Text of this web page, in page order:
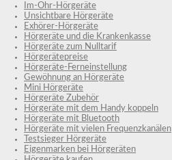
Im-Ohr-Hörgeräte
Unsichtbare Hörgeräte
Exhörer-Hörgeräte
Hörgeräte und die Krankenkasse
Hörgeräte zum Nulltarif
Hörgerätepreise
Hörgeräte-Ferneinstellung
Gewöhnung an Hörgeräte
Mini Hörgeräte
Hörgeräte Zubehör
Hörgeräte mit dem Handy koppeln
Hörgeräte mit Bluetooth
Hörgeräte mit vielen Frequenzkanälen
Testsieger Hörgeräte
Eigenmarken bei Hörgeräten